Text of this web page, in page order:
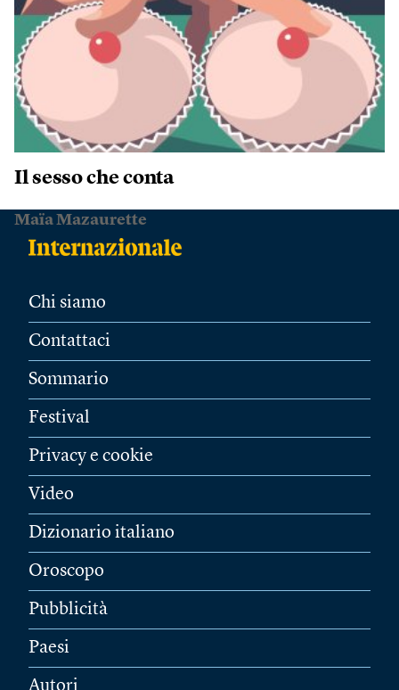
Il sesso che conta
Maïa Mazaurette
Chi siamo
Contattaci
Sommario
Festival
Privacy e cookie
Video
Dizionario italiano
Oroscopo
Pubblicità
Paesi